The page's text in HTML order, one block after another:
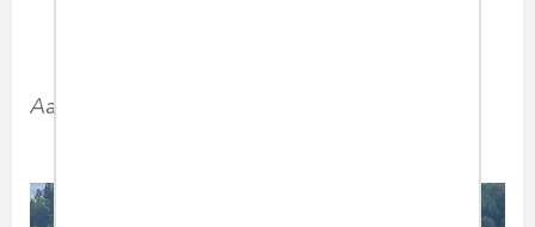
Aare river, juni 2022